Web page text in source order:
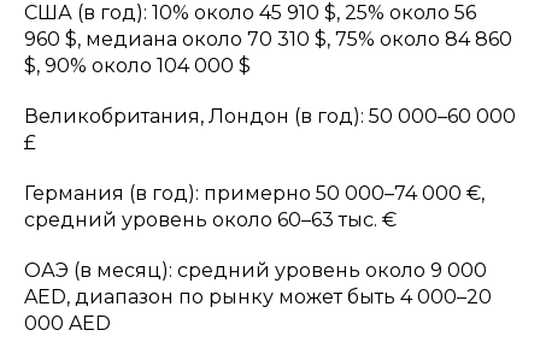
США (в год): 10% около 45 910 $, 25% около 56
960 $, медиана около 70 310 $, 75% около 84 860
$, 90% около 104 000 $
Великобритания, Лондон (в год): 50 000–60 000
£
Германия (в год): примерно 50 000–74 000 €,
средний уровень около 60–63 тыс. €
ОАЭ (в месяц): средний уровень около 9 000
AED, диапазон по рынку может быть 4 000–20
000 AED